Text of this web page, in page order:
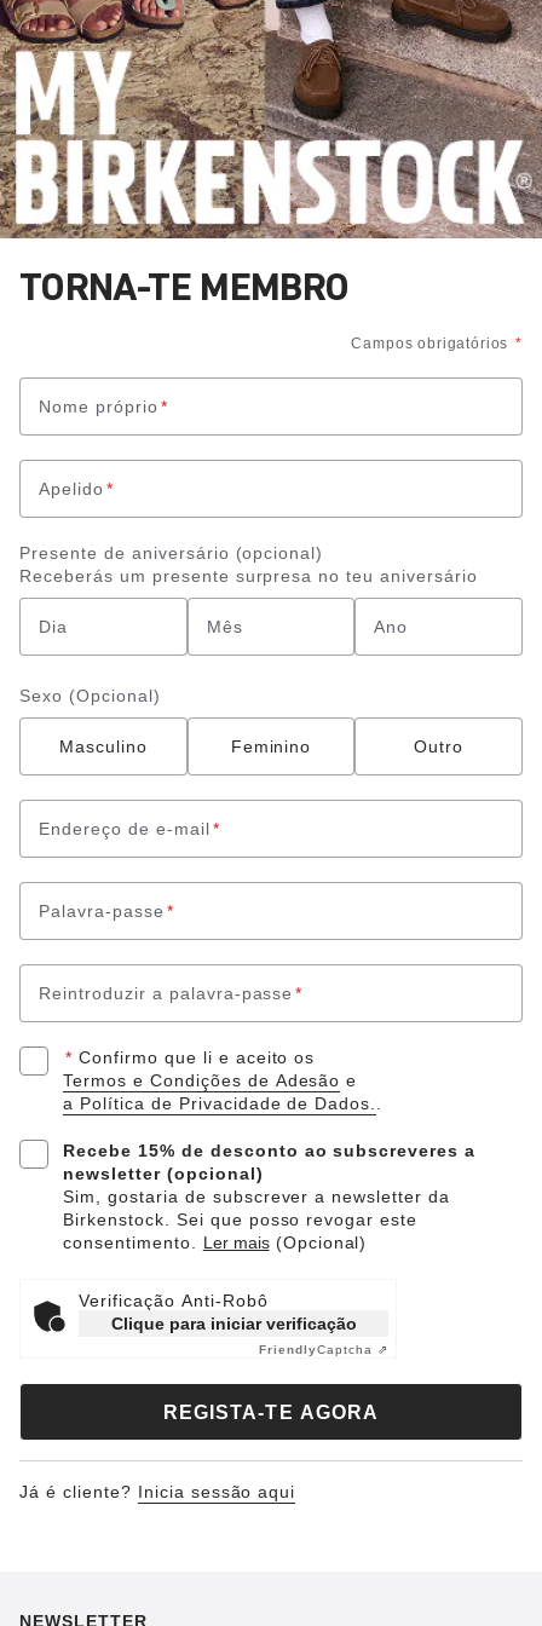
TORNA-TE MEMBRO
Campos obrigatórios *
Nome próprio*
Apelido*
Presente de aniversário (opcional)
Receberás um presente surpresa no teu aniversário
Dia Mês Ano
Sexo (Opcional)
Masculino Feminino Outro
Endereço de e-mail*
Palavra-passe *
Reintroduzir a palavra-passe *
* Confirmo que li e aceito os
Termos e Condições de Adesão e
a Política de Privacidade de Dados..
Recebe 15% de desconto ao subscreveres a
newsletter (opcional)
Sim, gostaria de subscrever a newsletter da
Birkenstock. Sei que posso revogar este
consentimento. Ler mais (Opcional)
Verificação Anti-Robô
Clique para iniciar verificação
FriendlyCaptcha ⇗
REGISTA-TE AGORA
Já é cliente? Inicia sessão aqui
NEWSLETTER